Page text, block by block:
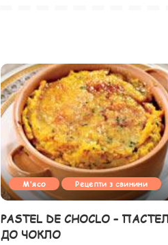
М'ясо Рецепти з свинини
PASTEL DE CHOCLO –
ДО ЧОКЛО